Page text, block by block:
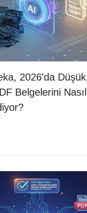
2026'da Düşük
Belgelerini Nasıl